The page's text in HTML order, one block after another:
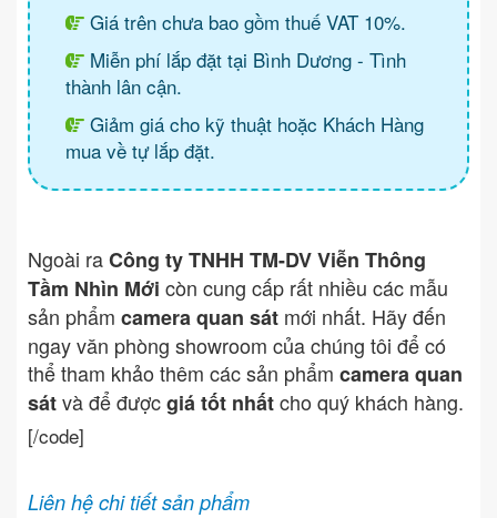
Giá trên chưa bao gồm thuế VAT 10%.
Miễn phí lắp đặt tại Bình Dương - Tình
thành lân cận.
Giảm giá cho kỹ thuật hoặc Khách Hàng
mua về tự lắp đặt.
Ngoài raCông ty TNHH TM-DV Viễn Thông
Tầm Nhìn Mới còn cung cấp rất nhiều các mẫu
sản phẩm camera quan sát mới nhất. Hãy đến
ngay văn phòng showroom của chúng tôi để có
thể tham khảo thêm các sản phẩm camera quan
sátvà để đượcgiá tốt nhấtcho quý khách hàng.
[/code]
Liên hệ chi tiết sản phẩm